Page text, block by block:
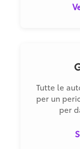
Tutte le
per un
per